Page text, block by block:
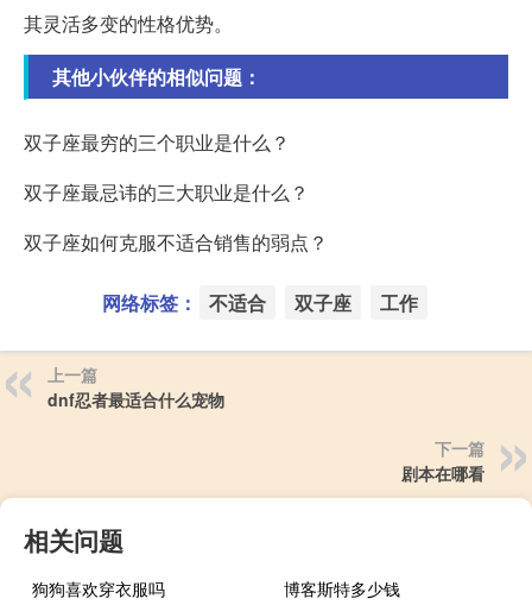
其灵活多变的性格优势。
其他小伙伴的相似问题：
双子座最穷的三个职业是什么？
双子座最忌讳的三大职业是什么？
双子座如何克服不适合销售的弱点？
网络标签： 不适合 双子座 工作
上一篇
dnf忍者最适合什么宠物
下一篇
剧本在哪看
相关问题
狗狗喜欢穿衣服吗
博客斯特多少钱